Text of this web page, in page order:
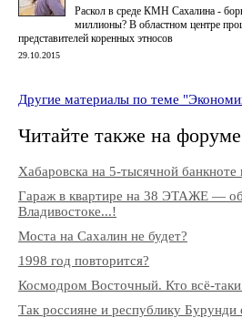
Раскол в среде КМН Сахалина -
миллионы? В областном центре
представителей коренных этносов
29.10.2015
Другие материалы по теме
Читайте также на форуме
Хабаровска на 5-тысячной банкноте
Гараж в квартире на 38 ЭТАЖЕ —
Владивостоке...!
Моста на Сахалин не будет?
1998 год повторится?
Космодром Восточный. Кто всё-таки
Так россияне и республику Бурунди